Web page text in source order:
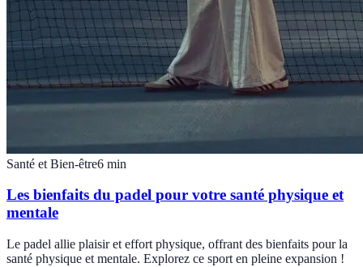
Santé et Bien-être6 min
Les bienfaits du padel pour votre santé physique et
mentale
Le padel allie plaisir et effort physique, offrant des bienfaits pour la
santé physique et mentale. Explorez ce sport en pleine expansion !